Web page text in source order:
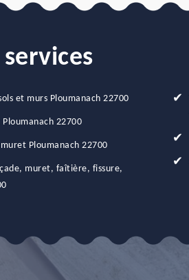
et murs Ploumanach 22700
22700
Ploumanach 22700
muret, faîtière, fissure,